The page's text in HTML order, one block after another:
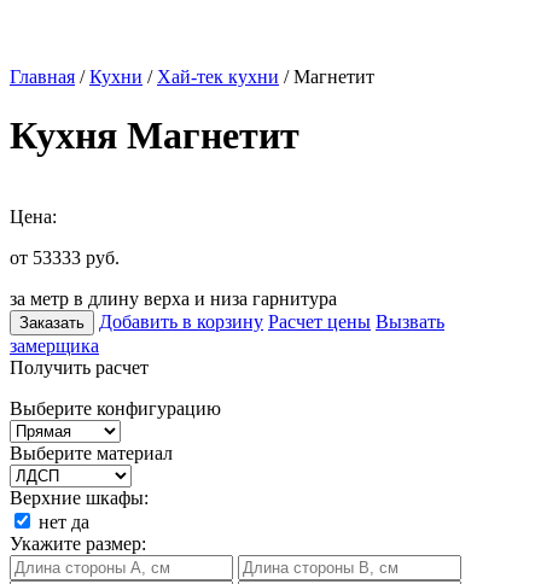
Главная /Кухни / Хай-тек кухни / Магнетит
Кухня Магнетит
Цена:
от 53333 руб.
за метр в длину верха и низа гарнитура
Заказать Добавить в корзину Расчет цены Вызвать
замерщика
Получить расчет
Выберите конфигурацию
Выберите материал
Верхние шкафы:
нет да
Укажите размер: